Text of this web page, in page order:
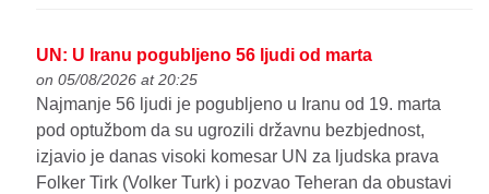
UN: U Iranu pogubljeno 56 ljudi od marta
on 05/08/2026 at 20:25
Najmanje 56 ljudi je pogubljeno u Iranu od 19. marta
pod optužbom da su ugrozili državnu bezbjednost,
izjavio je danas visoki komesar UN za ljudska prava
Folker Tirk (Volker Turk) i pozvao Teheran da obustavi